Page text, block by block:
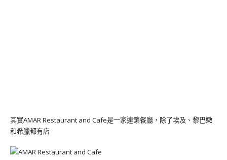
其實AMAR Restaurant and Cafe是一家連鎖餐廳，除了埃及、黎巴嫩
和希臘都有店